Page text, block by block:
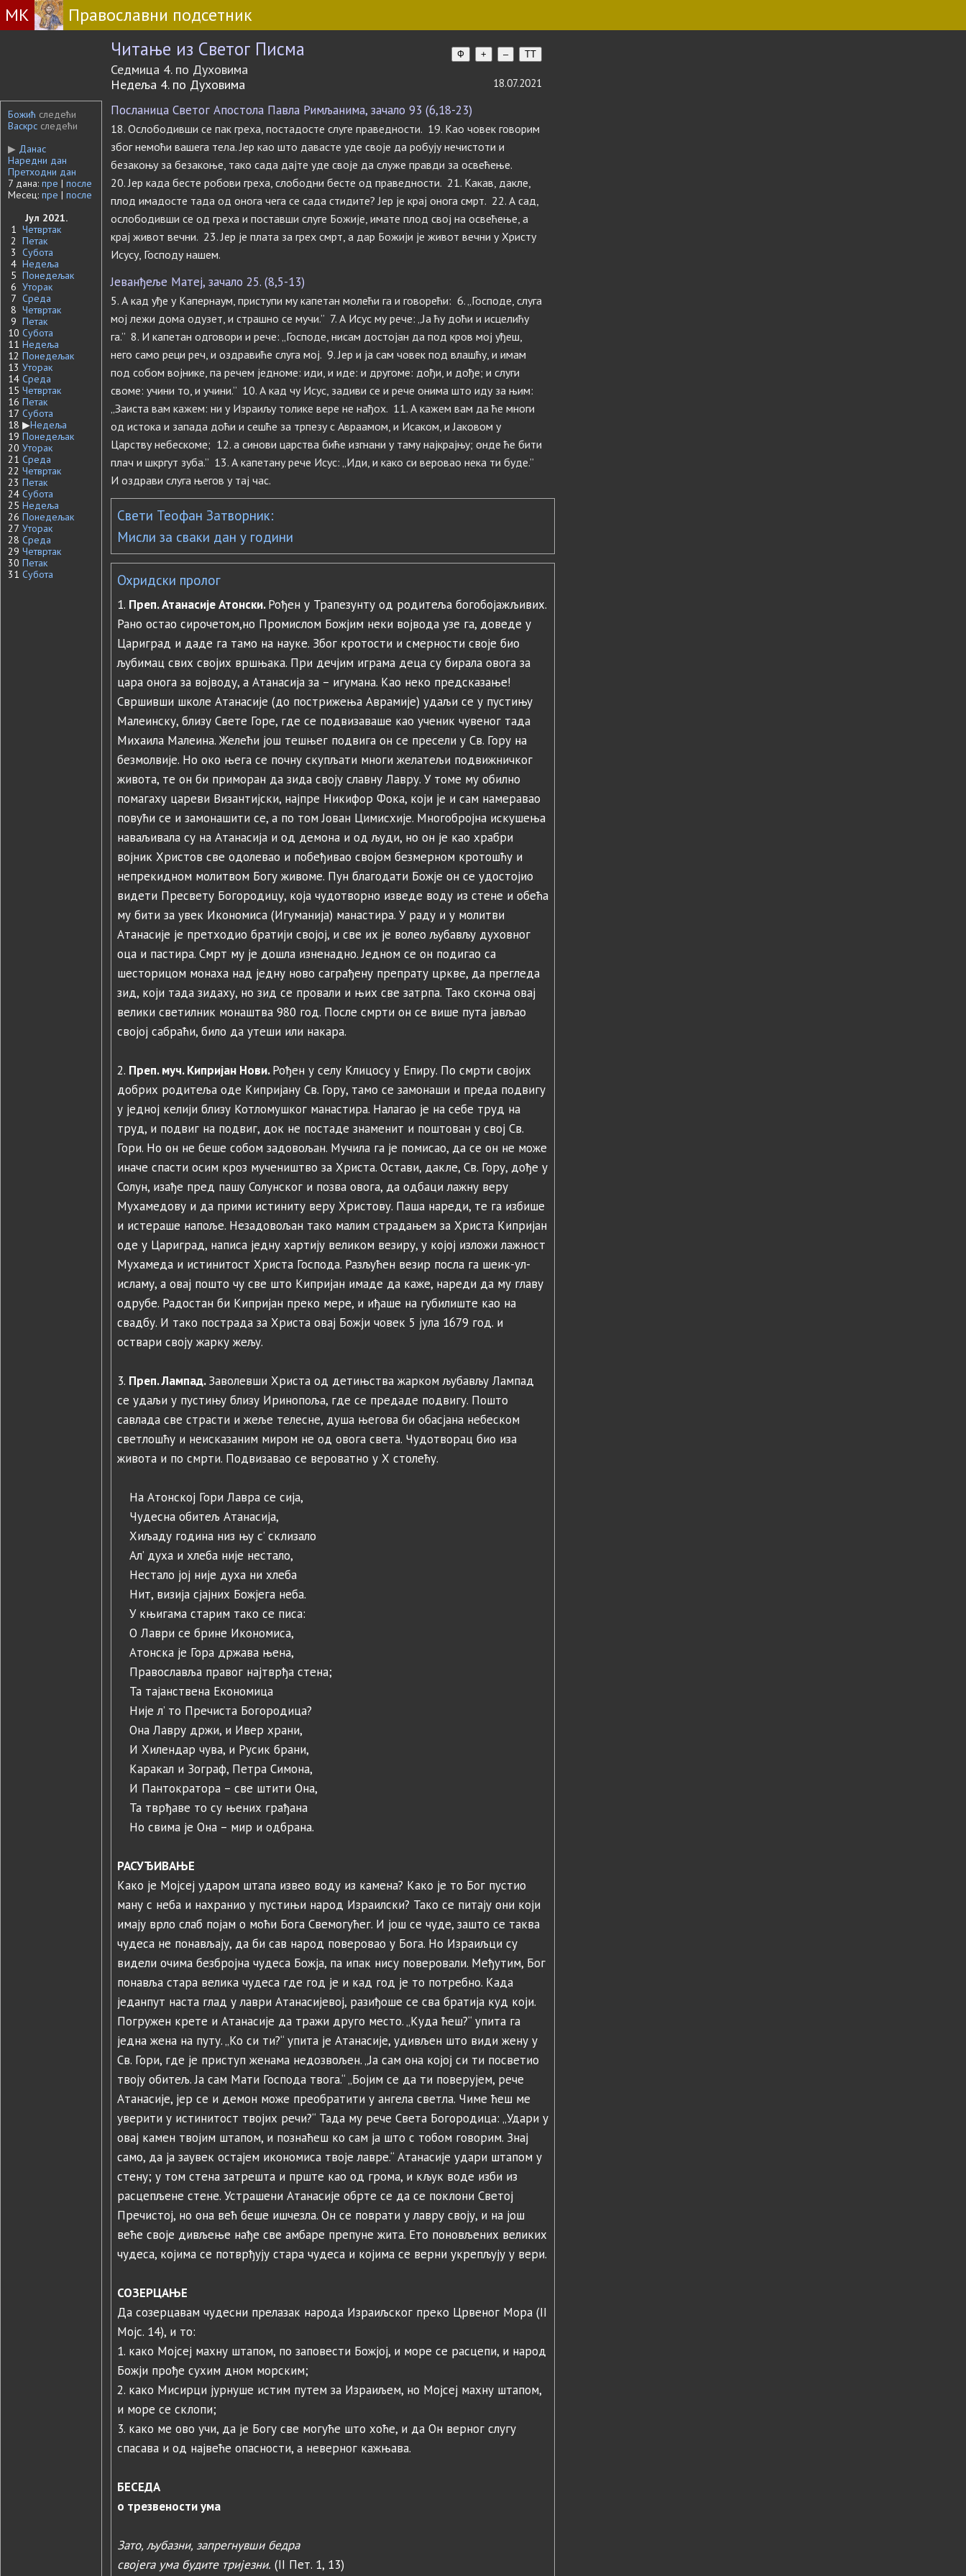
МК Православни подсетник
Читање из Светог Писма Ф + – TT
Седмица 4. по Духовима
Недеља 4. по Духовима
18.07.2021
Божић следећи
Васкрс следећи
▶ Данас
Наредни дан
Претходни дан
7 дана: пре | после
Месец: пре | после
Јул 2021.
1 Четвртак
2 Петак
3 Субота
4 Недеља
5 Понедељак
6 Уторак
7 Среда
8 Четвртак
9 Петак
10 Субота
11 Недеља
12 Понедељак
13 Уторак
14 Среда
15 Четвртак
16 Петак
17 Субота
18 ▶Недеља
19 Понедељак
20 Уторак
21 Среда
22 Четвртак
23 Петак
24 Субота
25 Недеља
26 Понедељак
27 Уторак
28 Среда
29 Четвртак
30 Петак
31 Субота
Посланица Светог Апостола Павла Римљанима, зачало 93 (6,18-23)
18. Ослободивши се пак греха, постадосте слуге праведности. 19. Као човек говорим
због немоћи вашега тела. Јер као што давасте уде своје да робују нечистоти и
безакоњу за безакоње, тако сада дајте уде своје да служе правди за освећење.
20. Јер када бесте робови греха, слободни бесте од праведности. 21. Какав, дакле,
плод имадосте тада од онога чега се сада стидите? Јер је крај онога смрт. 22. А сад,
ослободивши се од греха и поставши слуге Божије, имате плод свој на освећење, а
крај живот вечни. 23. Јер је плата за грех смрт, а дар Божији је живот вечни у Христу
Исусу, Господу нашем.
Јеванђеље Матеј, зачало 25. (8,5-13)
5. А кад уђе у Капернаум, приступи му капетан молећи га и говорећи: 6. „Господе, слуга
мој лежи дома одузет, и страшно се мучи.” 7. А Исус му рече: „Ја ћу доћи и исцелићу
га.” 8. И капетан одговори и рече: „Господе, нисам достојан да под кров мој уђеш,
него само реци реч, и оздравиће слуга мој. 9. Јер и ја сам човек под влашћу, и имам
под собом војнике, па речем једноме: иди, и иде: и другоме: дођи, и дође; и слуги
своме: учини то, и учини.” 10. А кад чу Исус, задиви се и рече онима што иду за њим:
„Заиста вам кажем: ни у Израиљу толике вере не нађох. 11. А кажем вам да ће многи
од истока и запада доћи и сешће за трпезу с Авраамом, и Исаком, и Јаковом у
Царству небескоме; 12. а синови царства биће изгнани у таму најкрајњу; онде ће бити
плач и шкргут зуба.” 13. А капетану рече Исус: „Иди, и како си веровао нека ти буде.”
И оздрави слуга његов у тај час.
Свети Теофан Затворник:
Мисли за сваки дан у години
Охридски пролог
1. Преп. Атанасије Атонски.Рођен у Трапезунту од родитеља богобојажљивих.
Рано остао сирочетом,но Промислом Божјим неки војвода узе га, доведе у
Цариград и даде га тамо на науке. Због кротости и смерности своје био
љубимац свих својих вршњака. При дечјим играма деца су бирала овога за
цара онога за војводу, а Атанасија за – игумана. Као неко предсказање!
Свршивши школе Атанасије (до пострижења Аврамије) удаљи се у пустињу
Малеинску, близу Свете Горе, где се подвизаваше као ученик чувеног тада
Михаила Малеина. Желећи још тешњег подвига он се пресели у Св. Гору на
безмолвије. Но око њега се почну скупљати многи желатељи подвижничког
живота, те он би приморан да зида своју славну Лавру. У томе му обилно
помагаху цареви Византијски, најпре Никифор Фока, који је и сам намеравао
повући се и замонашити се, а по том Јован Цимисхије. Многобројна искушења
наваљивала су на Атанасија и од демона и од људи, но он је као храбри
војник Христов све одолевао и побеђивао својом безмерном кротошћу и
непрекидном молитвом Богу живоме. Пун благодати Божје он се удостојио
видети Пресвету Богородицу, која чудотворно изведе воду из стене и обећа
му бити за увек Икономиса (Игуманија) манастира. У раду и у молитви
Атанасије је претходио братији својој, и све их је волео љубављу духовног
оца и пастира. Смрт му је дошла изненадно. Једном се он подигао са
шесторицом монаха над једну ново саграђену препрату цркве, да прегледа
зид, који тада зидаху, но зид се провали и њих све затрпа. Тако сконча овај
велики светилник монаштва 980 год. После смрти он се више пута јављао
својој сабраћи, било да утеши или накара.
2. Преп. муч. Кипријан Нови.Рођен у селу Клицосу у Епиру. По смрти својих
добрих родитеља оде Кипријану Св. Гору, тамо се замонаши и преда подвигу
у једној келији близу Котломушког манастира. Налагао је на себе труд на
труд, и подвиг на подвиг, док не постаде знаменит и поштован у свој Св.
Гори. Но он не беше собом задовољан. Мучила га је помисао, да се он не може
иначе спасти осим кроз мучеништво за Христа. Остави, дакле, Св. Гору, дође у
Солун, изађе пред пашу Солунског и позва овога, да одбаци лажну веру
Мухамедову и да прими истиниту веру Христову. Паша нареди, те га избише
и истераше напоље. Незадовољан тако малим страдањем за Христа Кипријан
оде у Цариград, написа једну хартију великом везиру, у којој изложи лажност
Мухамеда и истинитост Христа Господа. Разљућен везир посла га шеик-ул-
исламу, а овај пошто чу све што Кипријан имаде да каже, нареди да му главу
одрубе. Радостан би Кипријан преко мере, и иђаше на губилиште као на
свадбу. И тако пострада за Христа овај Божји човек 5 јула 1679 год. и
оствари своју жарку жељу.
3. Преп. Лампад.Заволевши Христа од детињства жарком љубављу Лампад
се удаљи у пустињу близу Иринопоља, где се предаде подвигу. Пошто
савлада све страсти и жеље телесне, душа његова би обасјана небеском
светлошћу и неисказаним миром не од овога света. Чудотворац био иза
живота и по смрти. Подвизавао се вероватно у Х столећу.
На Атонској Гори Лавра се сија,
Чудесна обитељ Атанасија,
Хиљаду година низ њу с’ склизало
Ал’ духа и хлеба није нестало,
Нестало јој није духа ни хлеба
Нит, визија сјајних Божјега неба.
У књигама старим тако се писа:
О Лаври се брине Икономиса,
Атонска је Гора држава њена,
Православља правог најтврђа стена;
Та тајанствена Економица
Није л’ то Пречиста Богородица?
Она Лавру држи, и Ивер храни,
И Хилендар чува, и Русик брани,
Каракал и Зограф, Петра Симона,
И Пантократора – све штити Она,
Та тврђаве то су њених грађана
Но свима је Она – мир и одбрана.
РАСУЂИВАЊЕ
Како је Мојсеј ударом штапа извео воду из камена? Како је то Бог пустио
ману с неба и нахранио у пустињи народ Израилски? Тако се питају они који
имају врло слаб појам о моћи Бога Свемогућег. И још се чуде, зашто се таква
чудеса не понављају, да би сав народ поверовао у Бога. Но Израиљци су
видели очима безбројна чудеса Божја, па ипак нису поверовали. Међутим, Бог
понавља стара велика чудеса где год је и кад год је то потребно. Када
једанпут наста глад у лаври Атанасијевој, разиђоше се сва братија куд који.
Погружен крете и Атанасије да тражи друго место. „Куда ћеш?“ упита га
једна жена на путу. „Ко си ти?“ упита је Атанасије, удивљен што види жену у
Св. Гори, где је приступ женама недозвољен. „Ја сам она којој си ти посветио
твоју обитељ. Ја сам Мати Господа твога.“ „Бојим се да ти поверујем, рече
Атанасије, јер се и демон може преобратити у ангела светла. Чиме ћеш ме
уверити у истинитост твојих речи?“ Тада му рече Света Богородица: „Удари у
овај камен твојим штапом, и познаћеш ко сам ја што с тобом говорим. Знај
само, да ја заувек остајем икономиса твоје лавре.“ Атанасије удари штапом у
стену; у том стена затрешта и прште као од грома, и кљук воде изби из
расцепљене стене. Устрашени Атанасије обрте се да се поклони Светој
Пречистој, но она већ беше ишчезла. Он се поврати у лавру своју, и на још
веће своје дивљење нађе све амбаре препуне жита. Ето поновљених великих
чудеса, којима се потврђују стара чудеса и којима се верни укрепљују у вери.
СОЗЕРЦАЊЕ
Да созерцавам чудесни прелазак народа Израиљског преко Црвеног Мора (II
Мојс. 14), и то:
1. како Мојсеј махну штапом, по заповести Божјој, и море се расцепи, и народ
Божји прође сухим дном морским;
2. како Мисирци јурнуше истим путем за Израиљем, но Мојсеј махну штапом,
и море се склопи;
3. како ме ово учи, да је Богу све могуће што хоће, и да Он верног слугу
спасава и од највеће опасности, а неверног кажњава.
БЕСЕДА
о трезвености ума
Зато, љубазни, запрегнувши бедра
својега ума будите тријезни. (II Пет. 1, 13)